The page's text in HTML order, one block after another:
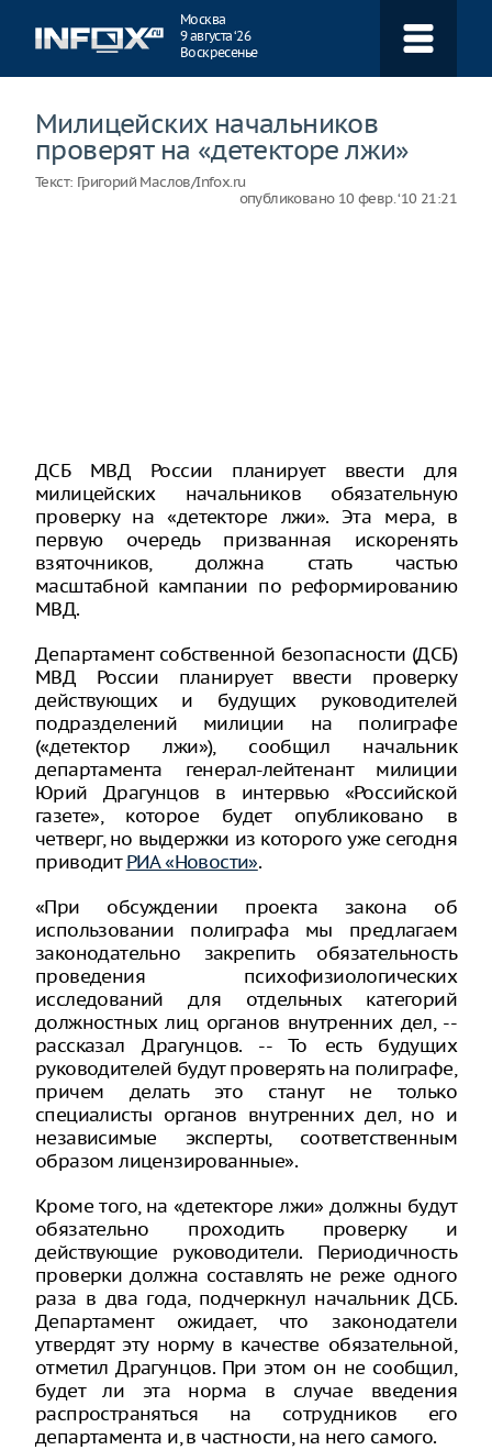
Москва
9 августа ‘26
Воскресенье
Милицейских начальников
проверят на «детекторе лжи»
Текст: Григорий Маслов/Infox.ru
опубликовано 10 февр. ‘10 21:21
ДСБ МВД России планирует ввести для
милицейских начальников обязательную
проверку на «детекторе лжи». Эта мера, в
первую очередь призванная искоренять
взяточников, должна стать частью
масштабной кампании по реформированию
МВД.
Департамент собственной безопасности (ДСБ)
МВД России планирует ввести проверку
действующих и будущих руководителей
подразделений милиции на полиграфе
(«детектор лжи»), сообщил начальник
департамента генерал-лейтенант милиции
Юрий Драгунцов в интервью «Российской
газете», которое будет опубликовано в
четверг, но выдержки из которого уже сегодня
приводитРИА «Новости».
«При обсуждении проекта закона об
использовании полиграфа мы предлагаем
законодательно закрепить обязательность
проведения психофизиологических
исследований для отдельных категорий
должностных лиц органов внутренних дел, --
рассказал Драгунцов. -- То есть будущих
руководителей будут проверять на полиграфе,
причем делать это станут не только
специалисты органов внутренних дел, но и
независимые эксперты, соответственным
образом лицензированные».
Кроме того, на «детекторе лжи» должны будут
обязательно проходить проверку и
действующие руководители. Периодичность
проверки должна составлять не реже одного
раза в два года, подчеркнул начальник ДСБ.
Департамент ожидает, что законодатели
утвердят эту норму в качестве обязательной,
отметил Драгунцов. При этом он не сообщил,
будет ли эта норма в случае введения
распространяться на сотрудников его
департамента и, в частности, на него самого.